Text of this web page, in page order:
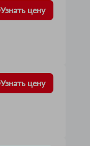
Узнать цену
Узнать цену